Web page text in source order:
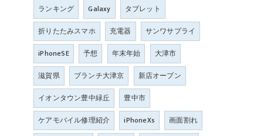
ランキング
Galaxy
タブレット
折りたたみスマホ
充電器
サンワサプライ
iPhoneSE
予想 年末年始
大津市
滋賀県
ブランチ大津京
新店オープン
イオンタウン豊中緑丘
豊中市
ケアモバイル修理紹介
iPhoneXs
画面割れ